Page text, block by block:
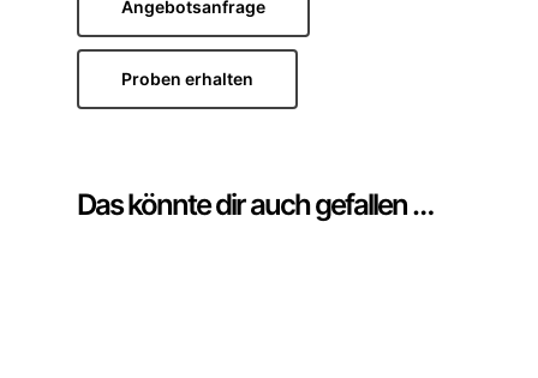
Angebotsanfrage
Proben erhalten
Das könnte dir auch gefallen …